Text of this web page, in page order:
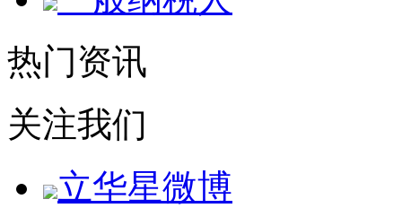
热门资讯
关注我们
立华星微博